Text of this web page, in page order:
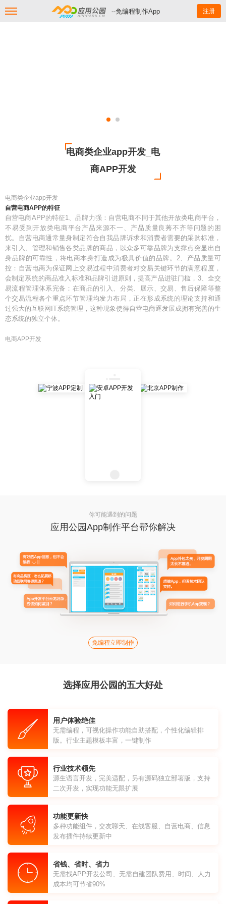
--免编程制作App 注册
电商类企业app开发_电
商APP开发
电商类企业app开发
自营电商APP的特征
自营电商APP的特征1、品牌力强：自营电商不同于其他开放类电商平台，
不易受到开放类电商平台产品来源不一、产品质量良莠不齐等问题的困
扰。自营电商通常量身制定符合自我品牌诉求和消费者需要的采购标准，
来引入、管理和销售各类品牌的商品，以众多可靠品牌为支撑点突显出自
身品牌的可靠性，将电商本身打造成为极具价值的品牌。2、产品质量可
控：自营电商为保证网上交易过程中消费者对交易关键环节的满意程度，
会制定系统的商品准入标准和品牌引进原则，提高产品进驻门槛，3、全交
易流程管理体系完备：在商品的引入、分类、展示、交易、售后保障等整
个交易流程各个重点环节管理均发力布局，正在形成系统的理论支持和通
过强大的互联网IT系统管理，这种现象使得自营电商逐发展成拥有完善的生
态系统的独立个体。
电商APP开发
你可能遇到的问题
应用公园App制作平台帮你解决
免编程立即制作
选择应用公园的五大好处
用户体验绝佳
无需编程，可视化操作功能自助搭配，个性化编辑排
版。行业主题模板丰富，一键制作
行业技术领先
源生语言开发，完美适配，另有源码独立部署版，支持
二次开发，实现功能无限扩展
功能更新快
多种功能组件，交友聊天、在线客服、自营电商、信息
发布插件持续更新中
省钱、省时、省力
无需找APP开发公司、无需自建团队费用、时间、人力
成本均可节省90%